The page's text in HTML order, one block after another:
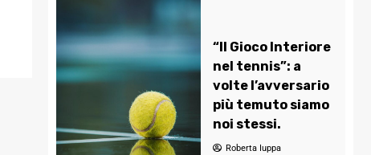
“Il Gioco Interiore
nel tennis”: a
volte l’avversario
più temuto siamo
noi stessi.
Roberta Iuppa